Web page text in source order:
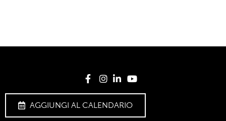
AGGIUNGI AL CALENDARIO